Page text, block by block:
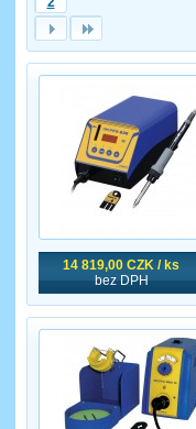
14 819,00 CZK / ks
bez DPH